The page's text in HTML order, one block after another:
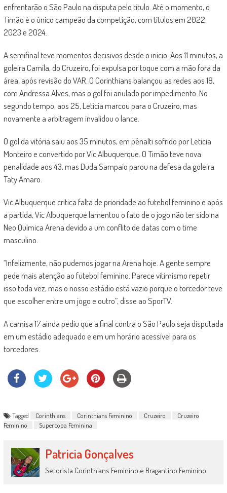
enfrentarão o São Paulo na disputa pelo título. Até o momento, o
Timão é o único campeão da competição, com títulos em 2022,
2023 e 2024.
A semifinal teve momentos decisivos desde o início. Aos 11 minutos, a
goleira Camila, do Cruzeiro, foi expulsa por toque com a mão fora da
área, após revisão do VAR. O Corinthians balançou as redes aos 18,
com Andressa Alves, mas o gol foi anulado por impedimento. No
segundo tempo, aos 25, Letícia marcou para o Cruzeiro, mas
novamente a arbitragem invalidou o lance.
O gol da vitória saiu aos 35 minutos, em pênalti sofrido por Letícia
Monteiro e convertido por Vic Albuquerque. O Timão teve nova
penalidade aos 43, mas Duda Sampaio parou na defesa da goleira
Taty Amaro.
Vic Albuquerque critica falta de prioridade ao futebol feminino e após
a partida, Vic Albuquerque lamentou o fato de o jogo não ter sido na
Neo Química Arena devido a um conflito de datas com o time
masculino.
“Infelizmente, não pudemos jogar na Arena hoje. A gente sempre
pede mais atenção ao futebol feminino. Parece vitimismo repetir
isso toda vez, mas o nosso estádio está vazio porque o torcedor teve
que escolher entre um jogo e outro”, disse ao SporTV.
A camisa 17 ainda pediu que a final contra o São Paulo seja disputada
em um estádio adequado e em um horário acessível para os
torcedores.
Tagged Corinthians Corinthians Feminino Cruzeiro
Cruzeiro
Feminino
Supercopa Feminina
Patricia Gonçalves
Setorista Corinthians Feminino e Bragantino Feminino